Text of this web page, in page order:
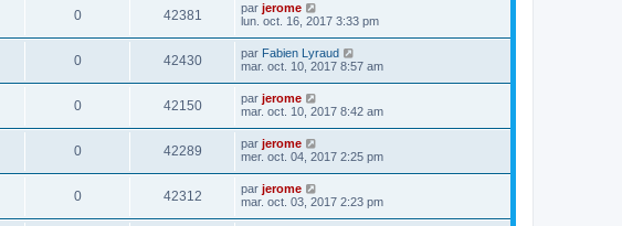
0 42381 par jerome
lun. oct. 16, 2017 3:33 pm
0 42430 par Fabien Lyraud
mar. oct. 10, 2017 8:57 am
0 42150 par jerome
mar. oct. 10, 2017 8:42 am
0 42289 par jerome
mer. oct. 04, 2017 2:25 pm
0 42312 par jerome
mar. oct. 03, 2017 2:23 pm